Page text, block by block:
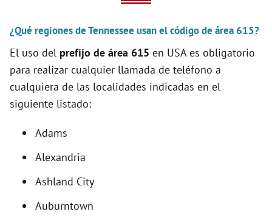
i
d
¿Qué regiones de Tennessee usan el código de área 615?
El uso del prefijo de área 615 en USA es obligatorio
para realizar cualquier llamada de teléfono a
cualquiera de las localidades indicadas en el
siguiente listado:
Adams
Alexandria
Ashland City
Auburntown